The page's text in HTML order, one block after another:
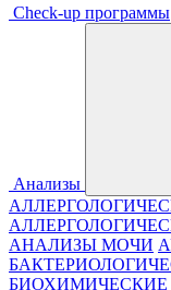
Check-up программы
Анализы
АНАЛИЗЫ МОЧИ